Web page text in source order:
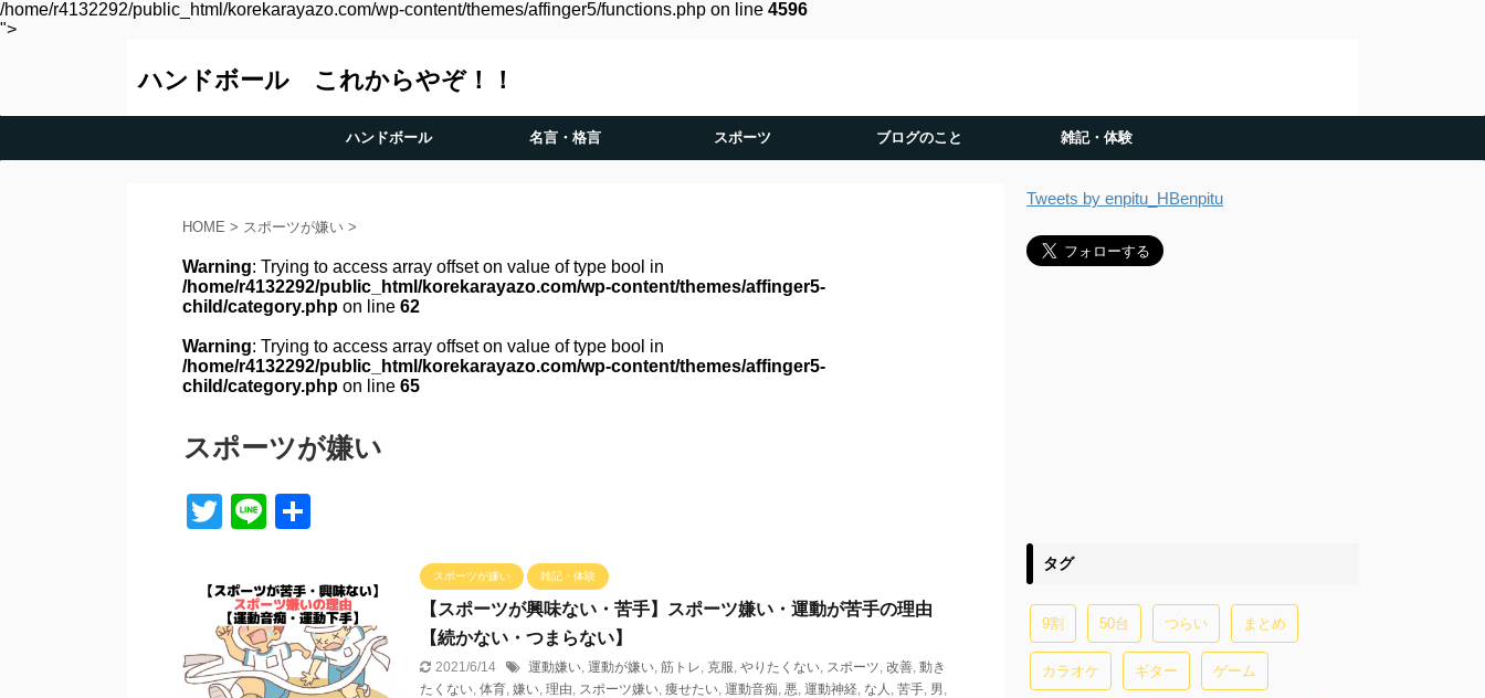
/home/r4132292/public_html/korekarayazo.com/wp-content/themes/affinger5/functions.php on line 4596
">
ハンドボール これからやぞ！！
ハンドボール 名言・格言 スポーツ ブログのこと 雑記・体験
HOME > スポーツが嫌い >
Warning: Trying to access array offset on value of type bool in
/home/r4132292/public_html/korekarayazo.com/wp-content/themes/affinger5-
child/category.php on line 62
Warning: Trying to access array offset on value of type bool in
/home/r4132292/public_html/korekarayazo.com/wp-content/themes/affinger5-
child/category.php on line 65
スポーツが嫌い
T
tt
er
Li
e
スポーツが嫌い 雑記・体験
【スポーツが興味ない・苦手】スポーツ嫌い・運動が苦手の理由
【続かない・つまらない】
2021/6/14 運動嫌い, 運動が嫌い, 筋トレ, 克服, やりたくない, スポーツ, 改善, 動き
たくない, 体育, 嫌い, 理由, スポーツ嫌い, 痩せたい, 運動音痴, 悪, 運動神経, な人 , 苦手, 男,
Tweets by enpitu_HBenpitu
タグ
9割 50台 つらい まとめ
カラオケ ギター ゲーム